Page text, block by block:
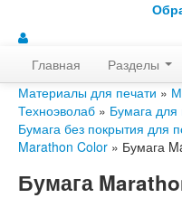
Главная Разделы
Материалы для печати »
Техноэволаб » Бумага для
Бумага без покрытия для
Marathon Color » Бумага
Бумага